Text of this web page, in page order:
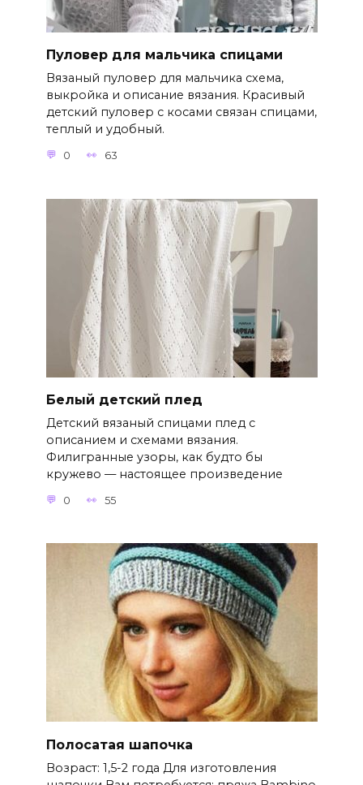
Пуловер для мальчика спицами
Вязаный пуловер для мальчика схема,
выкройка и описание вязания. Красивый
детский пуловер с косами связан спицами,
теплый и удобный.
0 63
Белый детский плед
Детский вязаный спицами плед с
описанием и схемами вязания.
Филигранные узоры, как будто бы
кружево — настоящее произведение
0 55
Полосатая шапочка
Возраст: 1,5-2 года Для изготовления